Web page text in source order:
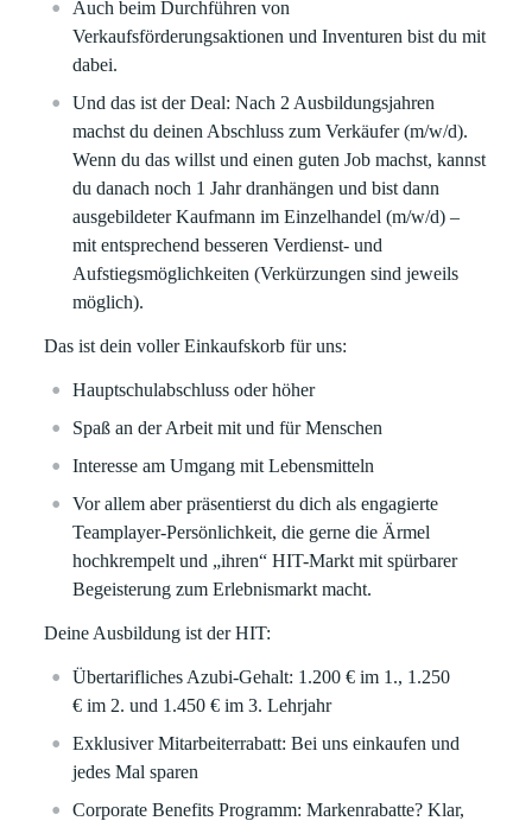
Auch beim Durchführen von
Verkaufsförderungsaktionen und Inventuren bist du mit
dabei.
Und das ist der Deal: Nach 2 Ausbildungsjahren
machst du deinen Abschluss zum Verkäufer (m/w/d).
Wenn du das willst und einen guten Job machst, kannst
du danach noch 1 Jahr dranhängen und bist dann
ausgebildeter Kaufmann im Einzelhandel (m/w/d) –
mit entsprechend besseren Verdienst- und
Aufstiegsmöglichkeiten (Verkürzungen sind jeweils
möglich).
Das ist dein voller Einkaufskorb für uns:
Hauptschulabschluss oder höher
Spaß an der Arbeit mit und für Menschen
Interesse am Umgang mit Lebensmitteln
Vor allem aber präsentierst du dich als engagierte
Teamplayer-Persönlichkeit, die gerne die Ärmel
hochkrempelt und „ihren“ HIT-Markt mit spürbarer
Begeisterung zum Erlebnismarkt macht.
Deine Ausbildung ist der HIT:
Übertarifliches Azubi-Gehalt: 1.200 €im 1., 1.250
€im 2. und 1.450 € im 3. Lehrjahr
Exklusiver Mitarbeiterrabatt: Bei uns einkaufen und
jedes Mal sparen
Corporate Benefits Programm:Markenrabatte? Klar,